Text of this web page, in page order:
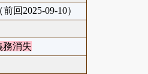
回2025-09-10）
務消失